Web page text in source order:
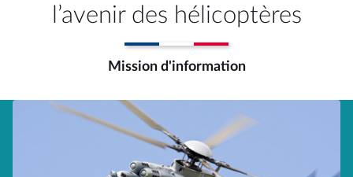
l’avenir des hélicoptères
Mission d'information